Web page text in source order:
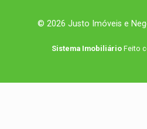
© 2026 Justo Imóveis e
Sistema Imobiliário Feito